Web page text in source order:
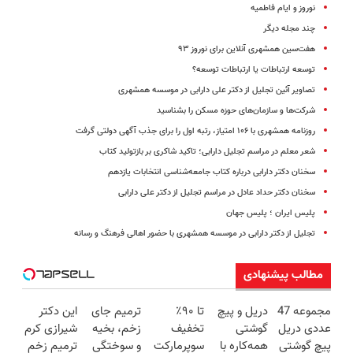
نوروز و ایام فاطمیه
چند مجله دیگر
هفت‌سین همشهری آنلاین برای نوروز ۹۳
توسعه ارتباطات یا ارتباطات توسعه؟
تصاویر آئین تجلیل از دکتر علی دارابی در موسسه همشهری
شرکت‌ها و سازمان‌های حوزه مسکن را بشناسید
روزنامه همشهری با ۱۰۶ امتیاز، رتبه اول را برای جذب آگهی دولتی گرفت
شعر معلم در مراسم تجلیل دارابی؛ تاکید شاکری بر بازتولید کتاب
سخنان دکتر دارابی درباره کتاب جامعه‌شناسی انتخابات یازدهم
سخنان دکتر حداد عادل در مراسم تجلیل از دکتر علی دارابی
پلیس ایران ؛ پلیس جهان
تجلیل از دکتر دارابی در موسسه همشهری با حضور اهالی فرهنگ و رسانه
مطالب پیشنهادی
مجموعه 47
عددی دریل
پیچ گوشتی
دریل و پیچ
گوشتی
همه‌کاره با
تا ۹۰٪
تخفیف
سوپرمارکت
ترمیم جای
زخم، بخیه
و سوختگی
این دکتر
شیرازی کرم
ترمیم زخم